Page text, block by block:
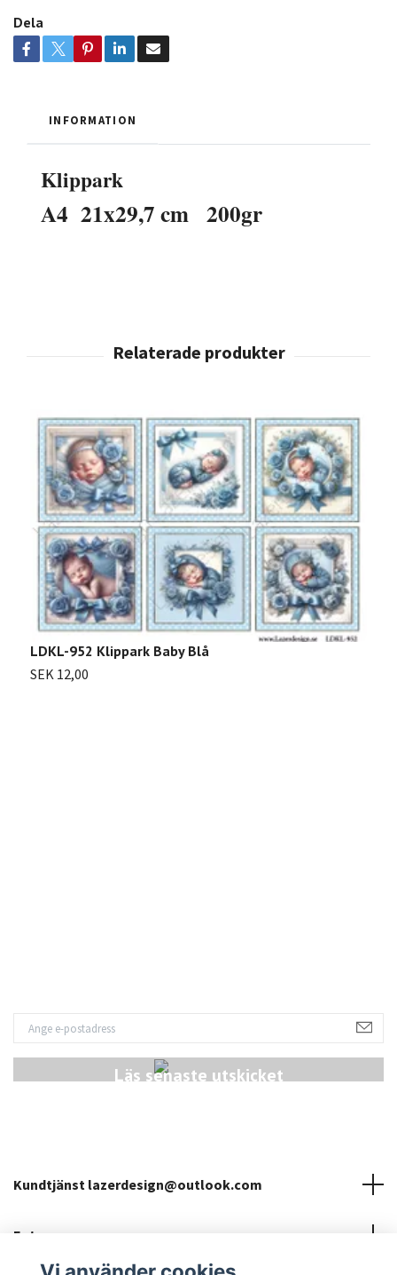
Läs senaste utskicket
Dela
INFORMATION
Klippark
A4 21x29,7 cm 200gr
LDKL-952 Klippark Baby Blå
SEK 12,00
Kundtjänst lazerdesign@outlook.com
Fotmeny